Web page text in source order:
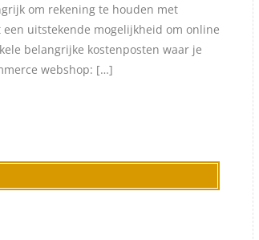
om rekening te houden met
uitstekende mogelijkheid om online
belangrijke kostenposten waar je
webshop: […]